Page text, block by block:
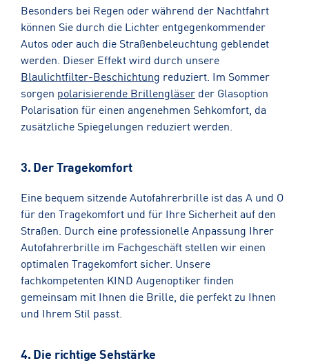
Besonders bei Regen oder während der Nachtfahrt
können Sie durch die Lichter entgegenkommender
Autos oder auch die Straßenbeleuchtung geblendet
werden. Dieser Effekt wird durch unsere
Blaulichtfilter-Beschichtung reduziert. Im Sommer
sorgen polarisierende Brillengläser der Glasoption
Polarisation für einen angenehmen Sehkomfort, da
zusätzliche Spiegelungen reduziert werden.
3. Der Tragekomfort
Eine bequem sitzende Autofahrerbrille ist das A und O
für den Tragekomfort und für Ihre Sicherheit auf den
Straßen. Durch eine professionelle Anpassung Ihrer
Autofahrerbrille im Fachgeschäft stellen wir einen
optimalen Tragekomfort sicher. Unsere
fachkompetenten KIND Augenoptiker finden
gemeinsam mit Ihnen die Brille, die perfekt zu Ihnen
und Ihrem Stil passt.
4. Die richtige Sehstärke